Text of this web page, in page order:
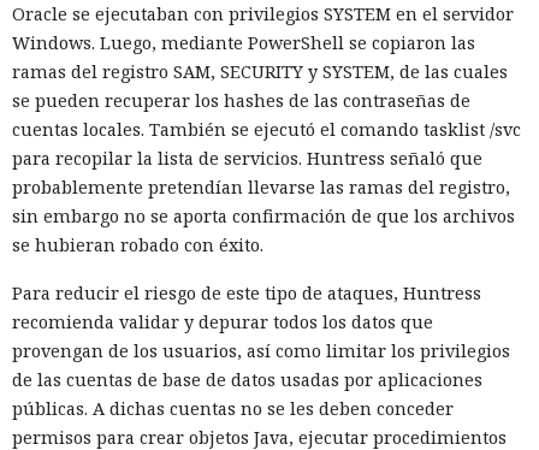
Entre otras novedades figuran la unificación de la carga útil
para reducir el número de solicitudes de precarga, un
mejor caché de archivos estáticos, la herramienta de
depuración Instant Navigations, que muestra los
componentes lentos, documentación con soporte de
versiones para agentes de IA, límites propios de manejo de
errores y compatibilidad con importaciones de archivos tipo
«glob».
Las conversaciones sobre la pérdida de popularidad de
Next.js en favor de los frameworks Remix, Astro y Gatsby
aún no se confirman en los datos: según el director general
de Vercel, Guillermo Rauch, este año el número de
descargas del framework superó los mil millones — casi el
doble del año pasado, que fue de alrededor de 520 millones.
Oracle se ejecutaban con privilegios SYSTEM en el servidor
Windows. Luego, mediante PowerShell se copiaron las
ramas del registro SAM, SECURITY y SYSTEM, de las cuales
se pueden recuperar los hashes de las contraseñas de
cuentas locales. También se ejecutó el comando tasklist /svc
para recopilar la lista de servicios. Huntress señaló que
probablemente pretendían llevarse las ramas del registro,
sin embargo no se aporta confirmación de que los archivos
se hubieran robado con éxito.
Para reducir el riesgo de este tipo de ataques, Huntress
recomienda validar y depurar todos los datos que
provengan de los usuarios, así como limitar los privilegios
de las cuentas de base de datos usadas por aplicaciones
públicas. A dichas cuentas no se les deben conceder
permisos para crear objetos Java, ejecutar procedimientos